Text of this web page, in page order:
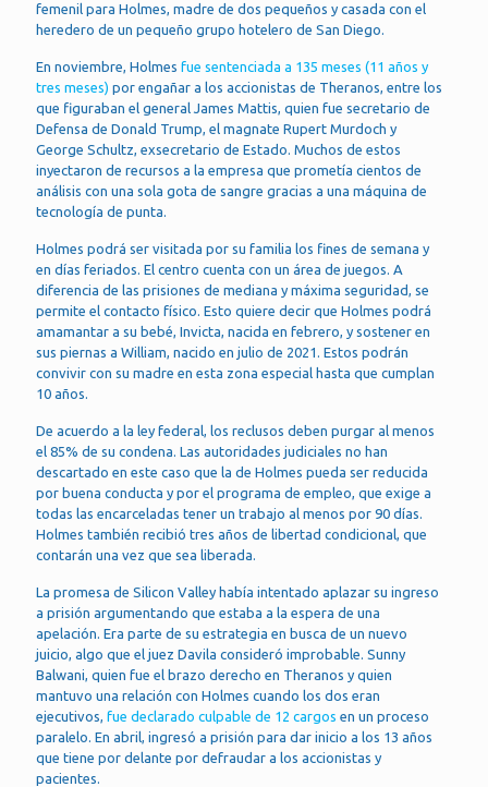
femenil para Holmes, madre de dos pequeños y casada con el
heredero de un pequeño grupo hotelero de San Diego.
En noviembre, Holmes fue sentenciada a 135 meses (11 años y
tres meses) por engañar a los accionistas de Theranos, entre los
que figuraban el general James Mattis, quien fue secretario de
Defensa de Donald Trump, el magnate Rupert Murdoch y
George Schultz, exsecretario de Estado. Muchos de estos
inyectaron de recursos a la empresa que prometía cientos de
análisis con una sola gota de sangre gracias a una máquina de
tecnología de punta.
Holmes podrá ser visitada por su familia los fines de semana y
en días feriados. El centro cuenta con un área de juegos. A
diferencia de las prisiones de mediana y máxima seguridad, se
permite el contacto físico. Esto quiere decir que Holmes podrá
amamantar a su bebé, Invicta, nacida en febrero, y sostener en
sus piernas a William, nacido en julio de 2021. Estos podrán
convivir con su madre en esta zona especial hasta que cumplan
10 años.
De acuerdo a la ley federal, los reclusos deben purgar al menos
el 85% de su condena. Las autoridades judiciales no han
descartado en este caso que la de Holmes pueda ser reducida
por buena conducta y por el programa de empleo, que exige a
todas las encarceladas tener un trabajo al menos por 90 días.
Holmes también recibió tres años de libertad condicional, que
contarán una vez que sea liberada.
La promesa de Silicon Valley había intentado aplazar su ingreso
a prisión argumentando que estaba a la espera de una
apelación. Era parte de su estrategia en busca de un nuevo
juicio, algo que el juez Davila consideró improbable. Sunny
Balwani, quien fue el brazo derecho en Theranos y quien
mantuvo una relación con Holmes cuando los dos eran
ejecutivos, fue declarado culpable de 12 cargos en un proceso
paralelo. En abril, ingresó a prisión para dar inicio a los 13 años
que tiene por delante por defraudar a los accionistas y
pacientes.